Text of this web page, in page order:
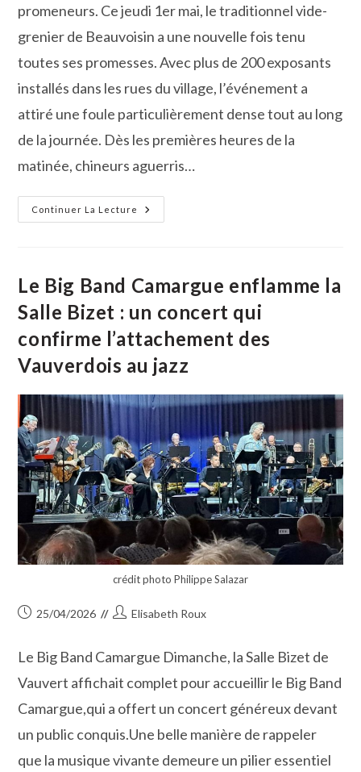
promeneurs. Ce jeudi 1er mai, le traditionnel vide-
grenier de Beauvoisin a une nouvelle fois tenu
toutes ses promesses. Avec plus de 200 exposants
installés dans les rues du village, l’événement a
attiré une foule particulièrement dense tout au long
de la journée. Dès les premières heures de la
matinée, chineurs aguerris…
Continuer La Lecture
Beau
Succès
Du
1er
À
Beauvoisin
Le Big Band Camargue enflamme la
Salle Bizet : un concert qui
confirme l’attachement des
Vauverdois au jazz
crédit photo Philippe Salazar
Publication
25/04/2026
Auteur/autrice
publication :
Elisabeth Roux
Le Big Band Camargue Dimanche, la Salle Bizet de
Vauvert affichait complet pour accueillir le Big Band
Camargue,qui a offert un concert généreux devant
un public conquis.Une belle manière de rappeler
que la musique vivante demeure un pilier essentiel